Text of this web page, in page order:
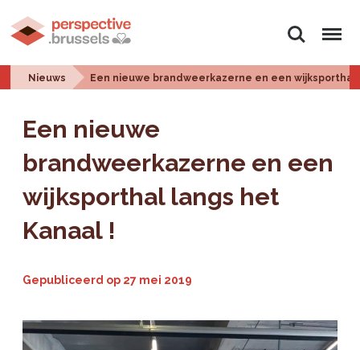
Zoeken Menu
Nieuws Een nieuwe brandweerkazerne en een wijksporthal
Een nieuwe
brandweerkazerne en een
wijksporthal langs het
Kanaal !
Gepubliceerd op 27 mei 2019